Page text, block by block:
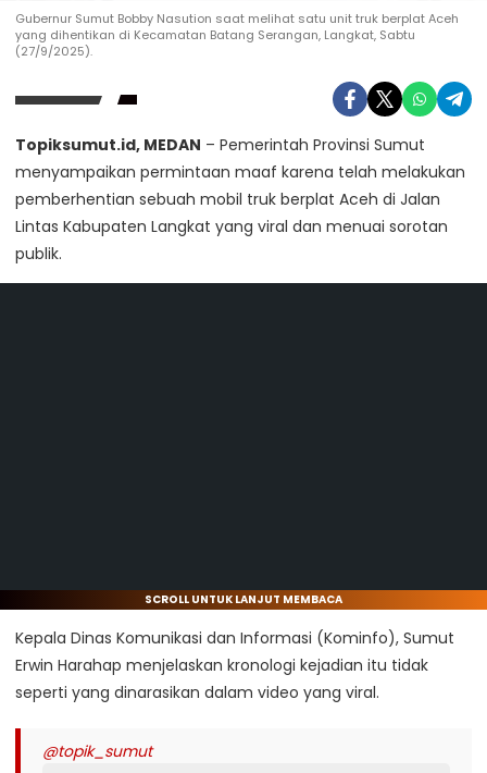
Gubernur Sumut Bobby Nasution saat melihat satu unit truk berplat Aceh
yang dihentikan di Kecamatan Batang Serangan, Langkat, Sabtu
(27/9/2025).
Topiksumut.id, MEDAN – Pemerintah Provinsi Sumut
menyampaikan permintaan maaf karena telah melakukan
pemberhentian sebuah mobil truk berplat Aceh di Jalan
Lintas Kabupaten Langkat yang viral dan menuai sorotan
publik.
SCROLL UNTUK LANJUT MEMBACA
Kepala Dinas Komunikasi dan Informasi (Kominfo), Sumut
Erwin Harahap menjelaskan kronologi kejadian itu tidak
seperti yang dinarasikan dalam video yang viral.
@topik_sumut